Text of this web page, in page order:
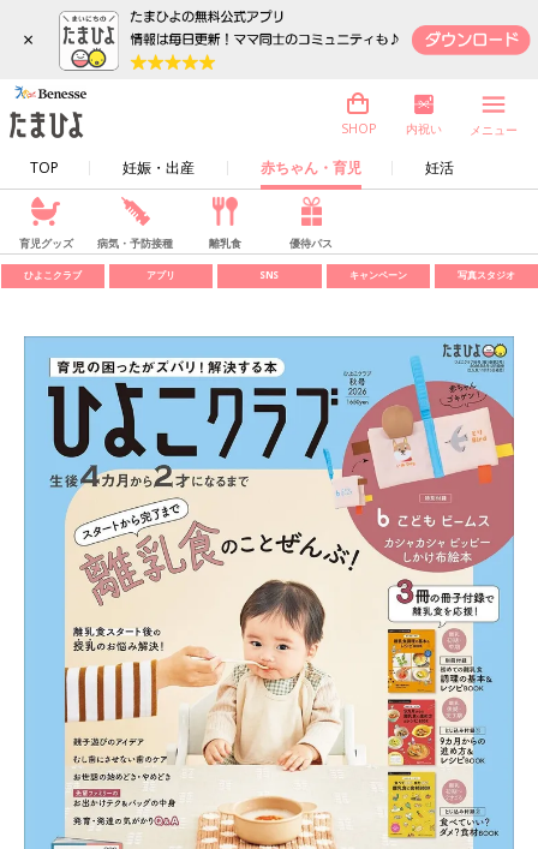
×
TOP 妊娠・出産 赤ちゃん・育児 妊活
SHOP 内祝い メニュー
育児グッズ 病気・予防接種 離乳食 優待パス
ひよこクラブ アプリ SNS キャンペーン 写真スタジオ